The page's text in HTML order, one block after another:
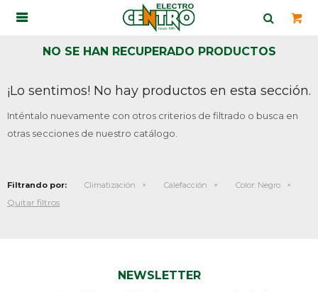

NO SE HAN RECUPERADO PRODUCTOS
¡Lo sentimos! No hay productos en esta sección.
Inténtalo nuevamente con otros criterios de filtrado o busca en
otras secciones de nuestro catálogo.
Filtrando por: Climatización Calefacción Color: Negro
Quitar filtros
NEWSLETTER